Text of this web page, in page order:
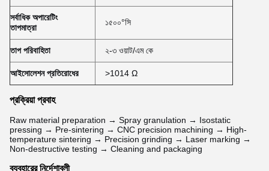
সর্বাধিক অপারেটিং
তাপমাত্রা
১৫০০°সি
তাপ পরিবাহিতা ২-৩ ওয়াট/এম কে
আইসোলেশন প্রতিরোধের >1014 Ω
প্রক্রিয়া প্রবাহ
Raw material preparation → Spray granulation → Isostatic
pressing → Pre-sintering → CNC precision machining → High-
temperature sintering → Precision grinding → Laser marking →
Non-destructive testing → Cleaning and packaging
ব্যবহারের নির্দেশাবলী